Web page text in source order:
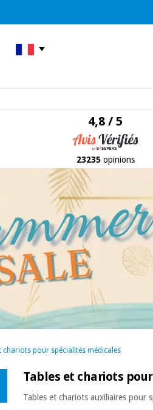
4,8 / 5
23235 opinions
chariots pour spécialités médicales
Tables et chariots
Tables et chariots auxiliaires pour